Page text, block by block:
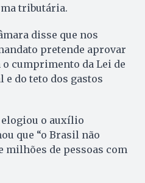
tributária.
disse que nos
pretende aprovar
cumprimento da Lei de
e do teto dos gastos
elogiou o auxílio
que “o Brasil não
milhões de pessoas com